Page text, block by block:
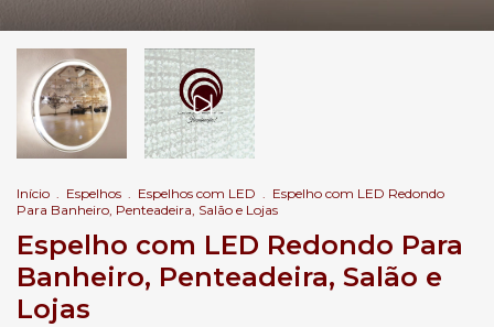
Início . Espelhos . Espelhos com LED . Espelho com LED Redondo
Para Banheiro, Penteadeira, Salão e Lojas
Espelho com LED Redondo Para
Banheiro, Penteadeira, Salão e
Lojas